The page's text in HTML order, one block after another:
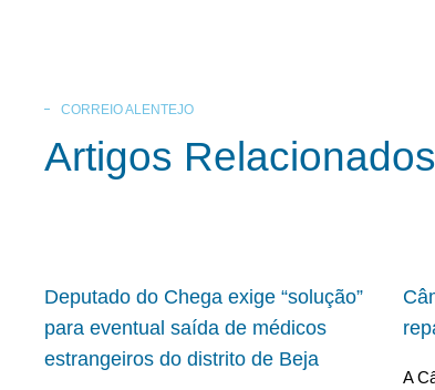
CORREIO ALENTEJO
Artigos Relacionados
Deputado do Chega exige “solução”
para eventual saída de médicos
estrangeiros do distrito de Beja
A